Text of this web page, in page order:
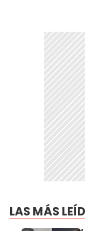
LAS MÁS